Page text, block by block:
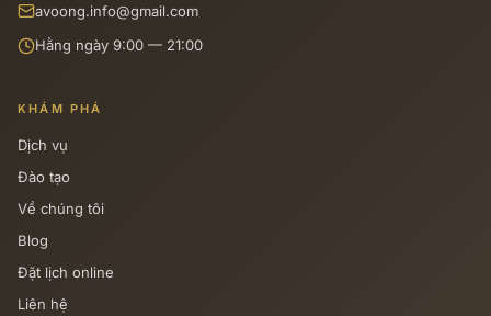
avoong.info@gmail.com
Hằng ngày 9:00 — 21:00
KHÁM PHÁ
Dịch vụ
Đào tạo
Về chúng tôi
Blog
Đặt lịch online
Liên hệ